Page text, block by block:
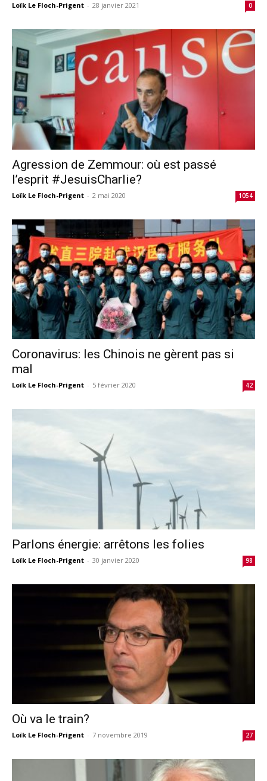
Loïk Le Floch-Prigent - 28 janvier 2021 0
Agression de Zemmour: où est passé
l’esprit #JesuisCharlie?
Loïk Le Floch-Prigent - 2 mai 2020 1054
Coronavirus: les Chinois ne gèrent pas si
mal
Loïk Le Floch-Prigent - 5 février 2020 42
Parlons énergie: arrêtons les folies
Loïk Le Floch-Prigent - 30 janvier 2020 98
Où va le train?
Loïk Le Floch-Prigent - 7 novembre 2019 27